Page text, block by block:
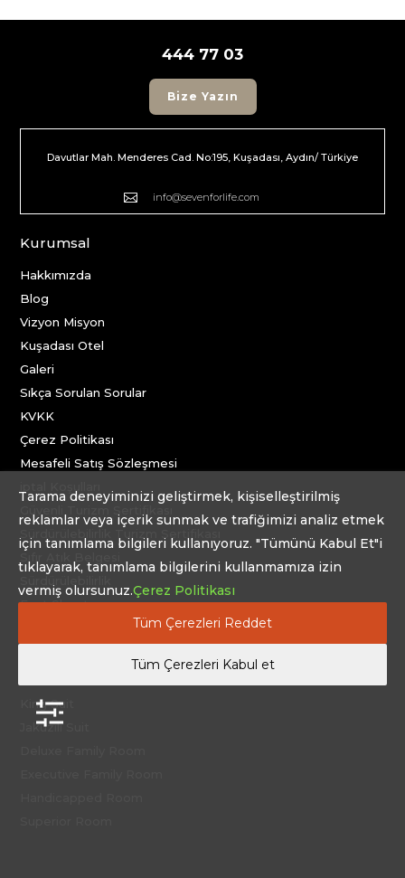
444 77 03
Bize Yazın
Davutlar Mah. Menderes Cad. No:195, Kuşadası, Aydın/ Türkiye
 info@sevenforlife.com
Kurumsal
Hakkımızda
Blog
Vizyon Misyon
Kuşadası Otel
Galeri
Sıkça Sorulan Sorular
KVKK
Çerez Politikası
Mesafeli Satış Sözleşmesi
Fact Sheet
King Suit
Jakuzili Suit
Tarama deneyiminizi geliştirmek, kişiselleştirilmiş
reklamlar veya içerik sunmak ve trafiğimizi analiz etmek
için tanımlama bilgileri kullanıyoruz. "Tümünü Kabul Et"i
tıklayarak, tanımlama bilgilerini kullanmamıza izin
vermiş olursunuz.Çerez Politikası
Tüm Çerezleri Reddet
Tüm Çerezleri Kabul et